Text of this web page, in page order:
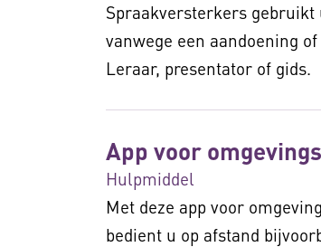
Spraakversterkers
vanwege een aandoening
Leraar, presentator of gids.
App voor
Hulpmiddel
Met deze app voor
bedient u op afstand